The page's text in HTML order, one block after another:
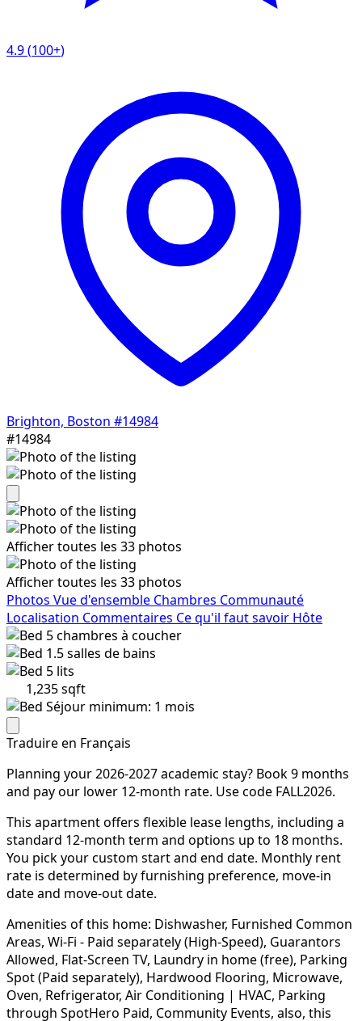
4.9(100+)
Brighton, Boston #14984
#14984
Afficher toutes les 33 photos
Afficher toutes les 33 photos
Photos Vue d'ensemble Chambres Communauté
Localisation Commentaires Ce qu'il faut savoir Hôte
5chambres à coucher
1.5salles de bains
5 lits
1,235 sqft
Séjour minimum: 1 mois
Traduire en Français
Planning your 2026-2027 academic stay? Book 9 months
and pay our lower 12-month rate. Use code FALL2026.
This apartment offers flexible lease lengths, including a
standard 12-month term and options up to 18 months.
You pick your custom start and end date. Monthly rent
rate is determined by furnishing preference, move-in
date and move-out date.
Amenities of this home: Dishwasher, Furnished Common
Areas, Wi-Fi - Paid separately (High-Speed), Guarantors
Allowed, Flat-Screen TV, Laundry in home (free), Parking
Spot (Paid separately), Hardwood Flooring, Microwave,
Oven, Refrigerator, Air Conditioning | HVAC, Parking
through SpotHero Paid, Community Events, also, this